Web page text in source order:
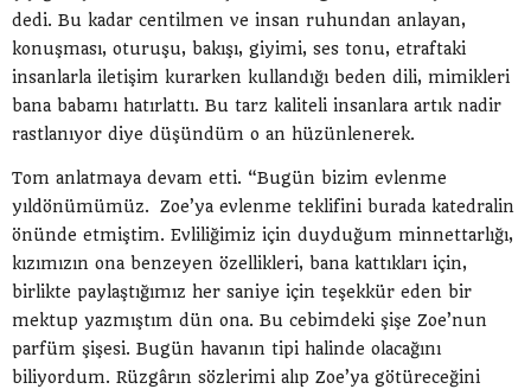
dedi. Bu kadar centilmen ve insan ruhundan anlayan,
konuşması, oturuşu, bakışı, giyimi, ses tonu, etraftaki
insanlarla iletişim kurarken kullandığı beden dili, mimikleri
bana babamı hatırlattı. Bu tarz kaliteli insanlara artık nadir
rastlanıyor diye düşündüm o an hüzünlenerek.
Tom anlatmaya devam etti. “Bugün bizim evlenme
yıldönümümüz. Zoe’ya evlenme teklifini burada katedralin
önünde etmiştim. Evliliğimiz için duyduğum minnettarlığı,
kızımızın ona benzeyen özellikleri, bana kattıkları için,
birlikte paylaştığımız her saniye için teşekkür eden bir
mektup yazmıştım dün ona. Bu cebimdeki şişe Zoe’nun
parfüm şişesi. Bugün havanın tipi halinde olacağını
biliyordum. Rüzgârın sözlerimi alıp Zoe’ya götüreceğini